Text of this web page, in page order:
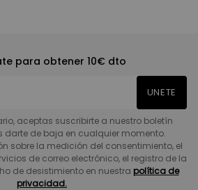
para obtener 10€ dto
UNETE
aceptas suscribirte a nuestro boletín
darte de baja en cualquier momento.
sobre la medición del consentimiento, el
de correo electrónico, el registro de la
de desistimiento en nuestra política de
privacidad.